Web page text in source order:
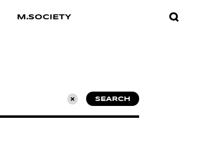
M.SOCIETY
초기화 SEARCH